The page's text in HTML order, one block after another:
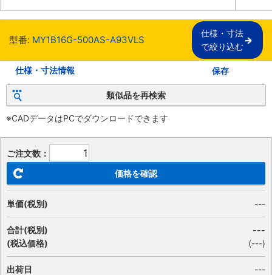
型番: MY1B16G-500AS-A93VLS
仕様・寸法
で絞り込む
仕様・寸法情報 保存
類似品を再検索
※CADデータはPCでダウンロードできます
ご注文数：
価格を確認
単価(税別) ---
合計(税別)
(税込価格)
---
(---)
出荷日
---